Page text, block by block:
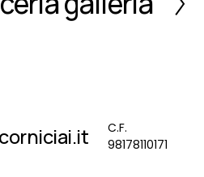
C.F.
98178110171